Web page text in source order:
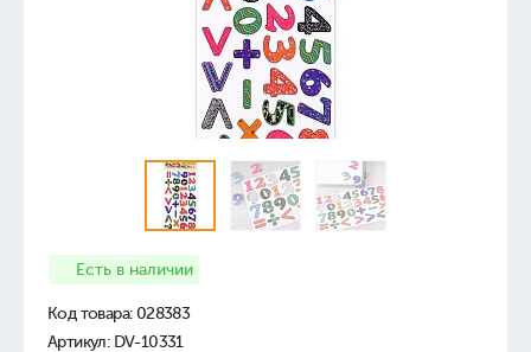
Есть в наличии
Код товара: 028383
Артикул: DV-10331